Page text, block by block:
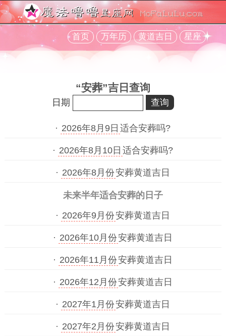
首页 万年历 黄道吉日 星座
“安葬”吉日查询
日期
· 2026年8月9日 适合安葬吗?
· 2026年8月10日 适合安葬吗?
· 2026年8月份安葬黄道吉日
未来半年适合安葬的日子
· 2026年9月份安葬黄道吉日
· 2026年10月份安葬黄道吉日
· 2026年11月份安葬黄道吉日
· 2026年12月份安葬黄道吉日
· 2027年1月份安葬黄道吉日
· 2027年2月份安葬黄道吉日